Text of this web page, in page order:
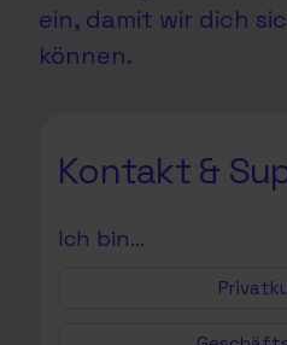
ein, damit wir dich
können.
Kontakt &
Ich bin…